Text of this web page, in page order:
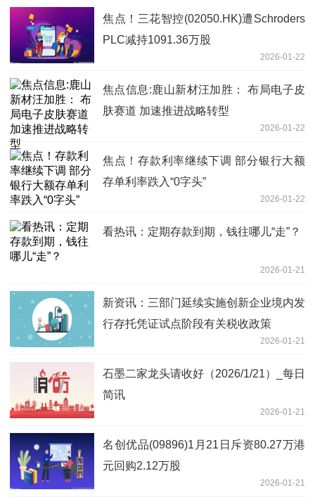
焦点！三花智控(02050.HK)遭Schroders
PLC减持1091.36万股
2026-01-22
焦点信息:鹿山新材汪加胜： 布局电子皮
肤赛道 加速推进战略转型
2026-01-22
焦点！存款利率继续下调 部分银行大额
存单利率跌入“0字头”
2026-01-22
看热讯：定期存款到期，钱往哪儿“走”？
2026-01-21
新资讯：三部门延续实施创新企业境内发
行存托凭证试点阶段有关税收政策
2026-01-21
石墨二家龙头请收好（2026/1/21）_每日
简讯
2026-01-21
名创优品(09896)1月21日斥资80.27万港
元回购2.12万股
2026-01-21